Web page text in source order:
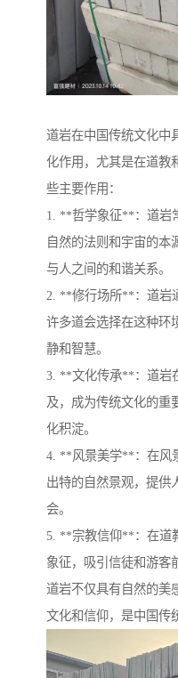
道岩在中国传统文化中
化作用，尤其是在道教
些主要作用：
1. **哲学象征**：道岩
自然的法则和宇宙的本
与人之间的和谐关系。
2. **修行场所**：道岩
许多道会选择在这种环
静和智慧。
3. **文化传承**：道岩
及，成为传统文化的重
化积淀。
4. **风景美学**：在风
出特的自然景观，提供
会。
5. **宗教信仰**：在道
象征，吸引信徒和游客
道岩不仅具有自然的美
文化和信仰，是中国传